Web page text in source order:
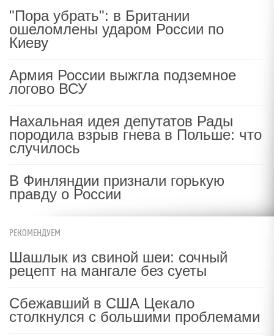
"Пора убрать": в Британии
ошеломлены ударом России по
Киеву
Армия России выжгла подземное
логово ВСУ
Нахальная идея депутатов Рады
породила взрыв гнева в Польше: что
случилось
В Финляндии признали горькую
правду о России
РЕКОМЕНДУЕМ
Шашлык из свиной шеи: сочный
рецепт на мангале без суеты
Сбежавший в США Цекало
столкнулся с большими проблемами